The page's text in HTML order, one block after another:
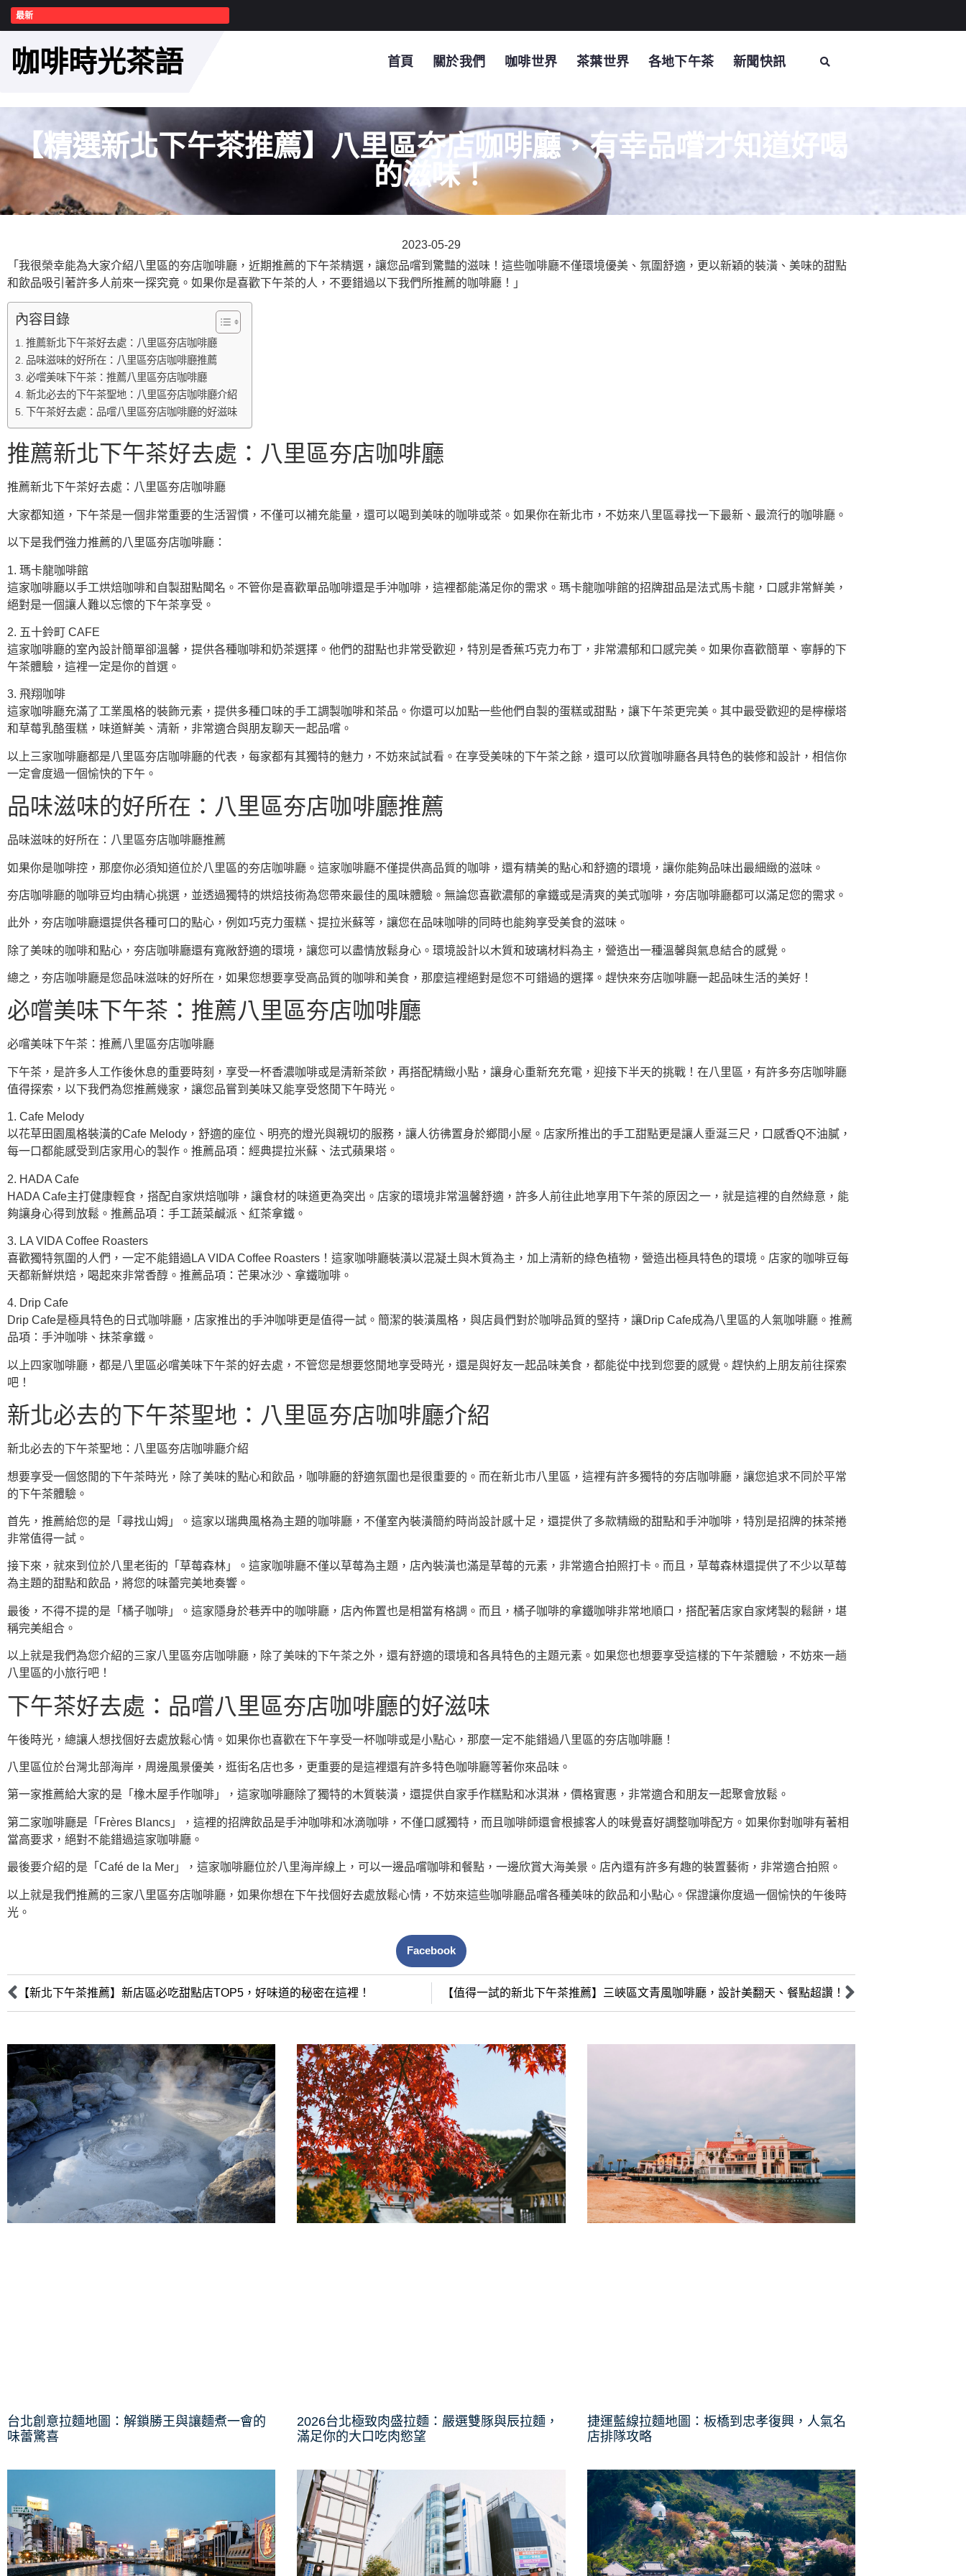
最新
咖啡時光茶語 首頁 關於我們 咖啡世界 茶葉世界 各地下午茶 新聞快訊
【精選新北下午茶推薦】八里區夯店咖啡廳，有幸品嚐才知道好喝
的滋味！
2023-05-29
「我很榮幸能為大家介紹八里區的夯店咖啡廳，近期推薦的下午茶精選，讓您品嚐到驚豔的滋味！這些咖啡廳不僅環境優美、氛圍舒適，更以新穎的裝潢、美味的甜點
和飲品吸引著許多人前來一探究竟。如果你是喜歡下午茶的人，不要錯過以下我們所推薦的咖啡廳！」
內容目錄
推薦新北下午茶好去處：八里區夯店咖啡廳
品味滋味的好所在：八里區夯店咖啡廳推薦
必嚐美味下午茶：推薦八里區夯店咖啡廳
新北必去的下午茶聖地：八里區夯店咖啡廳介紹
下午茶好去處：品嚐八里區夯店咖啡廳的好滋味
推薦新北下午茶好去處：八里區夯店咖啡廳
推薦新北下午茶好去處：八里區夯店咖啡廳
大家都知道，下午茶是一個非常重要的生活習慣，不僅可以補充能量，還可以喝到美味的咖啡或茶。如果你在新北市，不妨來八里區尋找一下最新、最流行的咖啡廳。
以下是我們強力推薦的八里區夯店咖啡廳：
1. 瑪卡龍咖啡館
這家咖啡廳以手工烘焙咖啡和自製甜點聞名。不管你是喜歡單品咖啡還是手沖咖啡，這裡都能滿足你的需求。瑪卡龍咖啡館的招牌甜品是法式馬卡龍，口感非常鮮美，
絕對是一個讓人難以忘懷的下午茶享受。
2. 五十鈴町 CAFE
這家咖啡廳的室內設計簡單卻溫馨，提供各種咖啡和奶茶選擇。他們的甜點也非常受歡迎，特別是香蕉巧克力布丁，非常濃郁和口感完美。如果你喜歡簡單、寧靜的下
午茶體驗，這裡一定是你的首選。
3. 飛翔咖啡
這家咖啡廳充滿了工業風格的裝飾元素，提供多種口味的手工調製咖啡和茶品。你還可以加點一些他們自製的蛋糕或甜點，讓下午茶更完美。其中最受歡迎的是檸檬塔
和草莓乳酪蛋糕，味道鮮美、清新，非常適合與朋友聊天一起品嚐。
以上三家咖啡廳都是八里區夯店咖啡廳的代表，每家都有其獨特的魅力，不妨來試試看。在享受美味的下午茶之餘，還可以欣賞咖啡廳各具特色的裝修和設計，相信你
一定會度過一個愉快的下午。
品味滋味的好所在：八里區夯店咖啡廳推薦
品味滋味的好所在：八里區夯店咖啡廳推薦
如果你是咖啡控，那麼你必須知道位於八里區的夯店咖啡廳。這家咖啡廳不僅提供高品質的咖啡，還有精美的點心和舒適的環境，讓你能夠品味出最細緻的滋味。
夯店咖啡廳的咖啡豆均由精心挑選，並透過獨特的烘焙技術為您帶來最佳的風味體驗。無論您喜歡濃郁的拿鐵或是清爽的美式咖啡，夯店咖啡廳都可以滿足您的需求。
此外，夯店咖啡廳還提供各種可口的點心，例如巧克力蛋糕、提拉米蘇等，讓您在品味咖啡的同時也能夠享受美食的滋味。
除了美味的咖啡和點心，夯店咖啡廳還有寬敞舒適的環境，讓您可以盡情放鬆身心。環境設計以木質和玻璃材料為主，營造出一種溫馨與氣息結合的感覺。
總之，夯店咖啡廳是您品味滋味的好所在，如果您想要享受高品質的咖啡和美食，那麼這裡絕對是您不可錯過的選擇。趕快來夯店咖啡廳一起品味生活的美好！
必嚐美味下午茶：推薦八里區夯店咖啡廳
必嚐美味下午茶：推薦八里區夯店咖啡廳
下午茶，是許多人工作後休息的重要時刻，享受一杯香濃咖啡或是清新茶飲，再搭配精緻小點，讓身心重新充充電，迎接下半天的挑戰！在八里區，有許多夯店咖啡廳
值得探索，以下我們為您推薦幾家，讓您品嘗到美味又能享受悠閒下午時光。
1. Cafe Melody
以花草田園風格裝潢的Cafe Melody，舒適的座位、明亮的燈光與親切的服務，讓人彷彿置身於鄉間小屋。店家所推出的手工甜點更是讓人垂涎三尺，口感香Q不油膩，
每一口都能感受到店家用心的製作。推薦品項：經典提拉米蘇、法式蘋果塔。
2. HADA Cafe
HADA Cafe主打健康輕食，搭配自家烘焙咖啡，讓食材的味道更為突出。店家的環境非常溫馨舒適，許多人前往此地享用下午茶的原因之一，就是這裡的自然綠意，能
夠讓身心得到放鬆。推薦品項：手工蔬菜鹹派、紅茶拿鐵。
3. LA VIDA Coffee Roasters
喜歡獨特氛圍的人們，一定不能錯過LA VIDA Coffee Roasters！這家咖啡廳裝潢以混凝土與木質為主，加上清新的綠色植物，營造出極具特色的環境。店家的咖啡豆每
天都新鮮烘焙，喝起來非常香醇。推薦品項：芒果冰沙、拿鐵咖啡。
4. Drip Cafe
Drip Cafe是極具特色的日式咖啡廳，店家推出的手沖咖啡更是值得一試。簡潔的裝潢風格，與店員們對於咖啡品質的堅持，讓Drip Cafe成為八里區的人氣咖啡廳。推薦
品項：手沖咖啡、抹茶拿鐵。
以上四家咖啡廳，都是八里區必嚐美味下午茶的好去處，不管您是想要悠閒地享受時光，還是與好友一起品味美食，都能從中找到您要的感覺。趕快約上朋友前往探索
吧！
新北必去的下午茶聖地：八里區夯店咖啡廳介紹
新北必去的下午茶聖地：八里區夯店咖啡廳介紹
想要享受一個悠閒的下午茶時光，除了美味的點心和飲品，咖啡廳的舒適氛圍也是很重要的。而在新北市八里區，這裡有許多獨特的夯店咖啡廳，讓您追求不同於平常
的下午茶體驗。
首先，推薦給您的是「尋找山姆」。這家以瑞典風格為主題的咖啡廳，不僅室內裝潢簡約時尚設計感十足，還提供了多款精緻的甜點和手沖咖啡，特別是招牌的抹茶捲
非常值得一試。
接下來，就來到位於八里老街的「草莓森林」。這家咖啡廳不僅以草莓為主題，店內裝潢也滿是草莓的元素，非常適合拍照打卡。而且，草莓森林還提供了不少以草莓
為主題的甜點和飲品，將您的味蕾完美地奏響。
最後，不得不提的是「橘子咖啡」。這家隱身於巷弄中的咖啡廳，店內佈置也是相當有格調。而且，橘子咖啡的拿鐵咖啡非常地順口，搭配著店家自家烤製的鬆餅，堪
稱完美組合。
以上就是我們為您介紹的三家八里區夯店咖啡廳，除了美味的下午茶之外，還有舒適的環境和各具特色的主題元素。如果您也想要享受這樣的下午茶體驗，不妨來一趟
八里區的小旅行吧！
下午茶好去處：品嚐八里區夯店咖啡廳的好滋味
午後時光，總讓人想找個好去處放鬆心情。如果你也喜歡在下午享受一杯咖啡或是小點心，那麼一定不能錯過八里區的夯店咖啡廳！
八里區位於台灣北部海岸，周邊風景優美，逛街名店也多，更重要的是這裡還有許多特色咖啡廳等著你來品味。
第一家推薦給大家的是「橡木屋手作咖啡」，這家咖啡廳除了獨特的木質裝潢，還提供自家手作糕點和冰淇淋，價格實惠，非常適合和朋友一起聚會放鬆。
第二家咖啡廳是「Frères Blancs」，這裡的招牌飲品是手沖咖啡和冰滴咖啡，不僅口感獨特，而且咖啡師還會根據客人的味覺喜好調整咖啡配方。如果你對咖啡有著相
當高要求，絕對不能錯過這家咖啡廳。
最後要介紹的是「Café de la Mer」，這家咖啡廳位於八里海岸線上，可以一邊品嚐咖啡和餐點，一邊欣賞大海美景。店內還有許多有趣的裝置藝術，非常適合拍照。
以上就是我們推薦的三家八里區夯店咖啡廳，如果你想在下午找個好去處放鬆心情，不妨來這些咖啡廳品嚐各種美味的飲品和小點心。保證讓你度過一個愉快的午後時
光。
Facebook
【新北下午茶推薦】新店區必吃甜點店TOP5，好味道的秘密在這裡！ 【值得一試的新北下午茶推薦】三峽區文青風咖啡廳，設計美翻天、餐點超讚！
台北創意拉麵地圖：解鎖勝王與讓麵煮一會的
味蕾驚喜
2026台北極致肉盛拉麵：嚴選雙豚與辰拉麵，
滿足你的大口吃肉慾望
捷運藍線拉麵地圖：板橋到忠孝復興，人氣名
店排隊攻略